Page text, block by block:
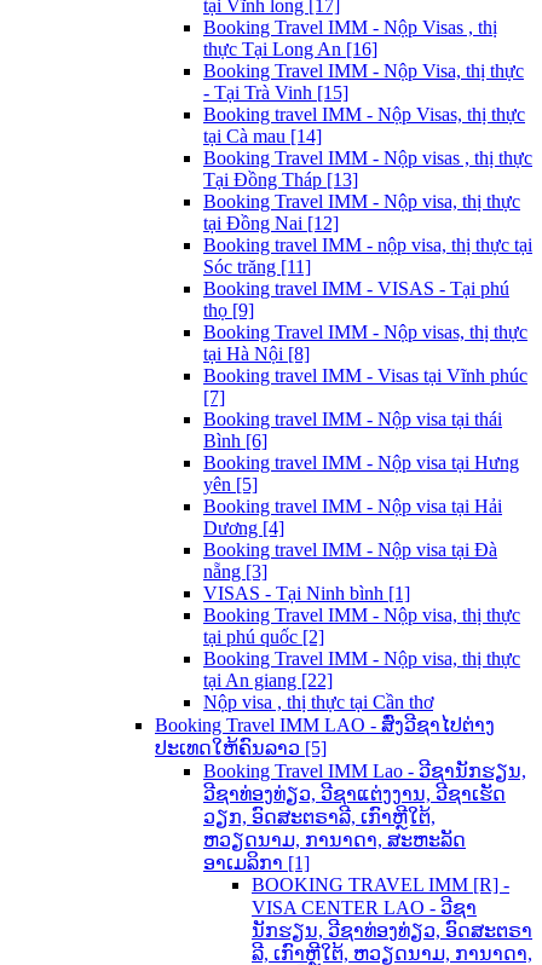
tại Vĩnh long [17]
Booking Travel IMM - Nộp Visas , thị
thực Tại Long An [16]
Booking Travel IMM - Nộp Visa, thị thực
- Tại Trà Vinh [15]
Booking travel IMM - Nộp Visas, thị thực
tại Cà mau [14]
Booking Travel IMM - Nộp visas , thị thực
Tại Đồng Tháp [13]
Booking Travel IMM - Nộp visa, thị thực
tại Đồng Nai [12]
Booking travel IMM - nộp visa, thị thực tại
Sóc trăng [11]
Booking travel IMM - VISAS - Tại phú
thọ [9]
Booking Travel IMM - Nộp visas, thị thực
tại Hà Nội [8]
Booking travel IMM - Visas tại Vĩnh phúc
[7]
Booking travel IMM - Nộp visa tại thái
Bình [6]
Booking travel IMM - Nộp visa tại Hưng
yên [5]
Booking travel IMM - Nộp visa tại Hải
Dương [4]
Booking travel IMM - Nộp visa tại Đà
nẵng [3]
VISAS - Tại Ninh bình [1]
Booking Travel IMM - Nộp visa, thị thực
tại phú quốc [2]
Booking Travel IMM - Nộp visa, thị thực
tại An giang [22]
Nộp visa , thị thực tại Cần thơ
Booking Travel IMM LAO - ສົ່ງວີຊາໄປຕ່າງ
ປະເທດໃຫ້ຄົນລາວ [5]
Booking Travel IMM Lao - ວີຊານັກຮຽນ,
ວີຊາທ່ອງທ່ຽວ, ວີຊາແຕ່ງງານ, ວີຊາເຮັດ
ວຽກ, ອົດສະຕຣາລີ, ເກົາຫຼີໃຕ້,
ຫວຽດນາມ, ການາດາ, ສະຫະລັດ
ອາເມລິກາ [1]
BOOKING TRAVEL IMM [R] -
VISA CENTER LAO - ວີຊາ
ນັກຮຽນ, ວີຊາທ່ອງທ່ຽວ, ອົດສະຕຣາ
ລີ, ເກົາຫຼີໃຕ້, ຫວຽດນາມ, ການາດາ,